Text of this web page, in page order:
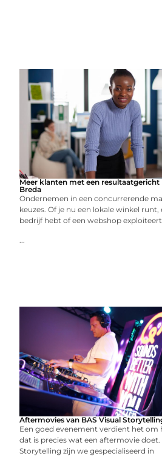
Meer klanten met een
Breda
Ondernemen in een concurrerende
keuzes. Of je nu een lokale winkel
bedrijf hebt of een webshop
...
Aftermovies van BAS Visual
Een goed evenement verdient het om
dat is precies wat een aftermovie doet.
Storytelling zijn we gespecialiseerd in